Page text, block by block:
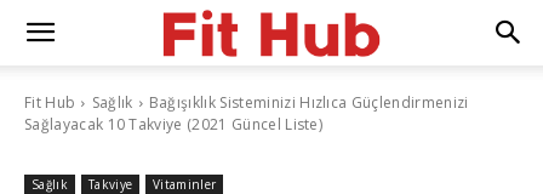
Fit Hub Sağlık
Bağışıklık Sisteminizi Hızlıca Güçlendirmenizi
Sağlayacak 10 Takviye (2021 Güncel Liste)
Sağlık Takviye Vitaminler